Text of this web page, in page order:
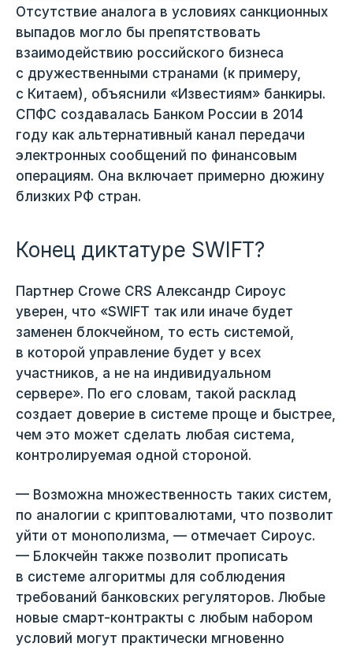
Отсутствие аналога в условиях санкционных
выпадов могло бы препятствовать
взаимодействию российского бизнеса
с дружественными странами (к примеру,
с Китаем), объяснили «Известиям» банкиры.
СПФС создавалась Банком России в 2014
году как альтернативный канал передачи
электронных сообщений по финансовым
операциям. Она включает примерно дюжину
близких РФ стран.
Конец диктатуре SWIFT?
Партнер Crowe CRS Александр Сироус
уверен, что «SWIFT так или иначе будет
заменен блокчейном, то есть системой,
в которой управление будет у всех
участников, а не на индивидуальном
сервере». По его словам, такой расклад
создает доверие в системе проще и быстрее,
чем это может сделать любая система,
контролируемая одной стороной.
— Возможна множественность таких систем,
по аналогии с криптовалютами, что позволит
уйти от монополизма, — отмечает Сироус.
— Блокчейн также позволит прописать
в системе алгоритмы для соблюдения
требований банковских регуляторов. Любые
новые смарт-контракты с любым набором
условий могут практически мгновенно